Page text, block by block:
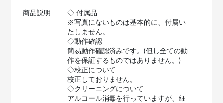
商品説明
◇ 付属品
※写真にないものは基本的に、付属い
たしません。
◇動作確認
簡易動作確認済みです。(但し全ての動
作を保証するものではありません。)
◇校正について
校正しておりません。
◇クリーニングについて
アルコール消毒を行っていますが、細